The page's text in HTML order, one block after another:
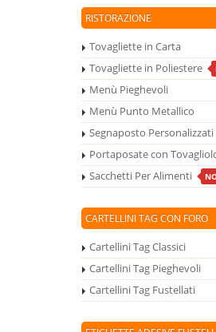
RISTORAZIONE
Tovagliette in Carta
Tovagliette in Poliestere
Menù Pieghevoli
Menù Punto Metallico
Segnaposto Personalizzati
Portaposate con
Sacchetti Per Alimenti
CARTELLINI TAG CON FORO
Cartellini Tag Classici
Cartellini Tag Pieghevoli
Cartellini Tag Fustellati